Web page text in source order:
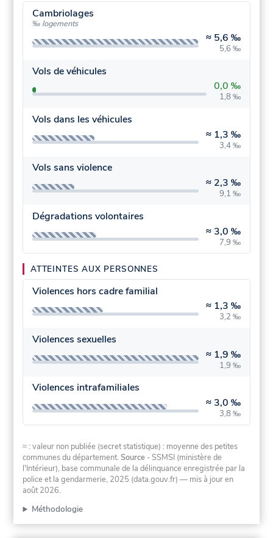
Cambriolages
‰ logements
≈ 5,6 ‰
5,6 ‰
Vols de véhicules
0,0 ‰
1,8 ‰
Vols dans les véhicules
≈ 1,3 ‰
3,4 ‰
Vols sans violence
≈ 2,3 ‰
9,1 ‰
Dégradations volontaires
≈ 3,0 ‰
7,9 ‰
ATTEINTES AUX PERSONNES
Violences hors cadre familial
≈ 1,3 ‰
3,2 ‰
Violences sexuelles
≈ 1,9 ‰
1,9 ‰
Violences intrafamiliales
≈ 3,0 ‰
3,8 ‰
≈ : valeur non publiée (secret statistique) : moyenne des petites
communes du département.Source - SSMSI (ministère de
l'Intérieur), base communale de la délinquance enregistrée par la
police et la gendarmerie, 2025 (data.gouv.fr) — mis à jour en
août 2026.
Méthodologie